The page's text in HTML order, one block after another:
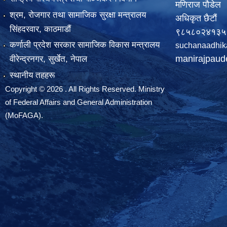
श्रम, रोजगार तथा सामाजिक सुरक्षा मन्त्रालय
सिंहदरवार, काठमाडाैं
कर्णाली प्रदेश सरकार सामाजिक विकास मन्त्रालय
वीरेन्द्रनगर, सुर्खेत, नेपाल
स्थानीय तहहरू
Copyright © 2026 . All Rights Reserved. Ministry
of Federal Affairs and General Administration
(MoFAGA).
मणिराज पौडेल
अधिकृत छैटौं
९८५८०२४१३५